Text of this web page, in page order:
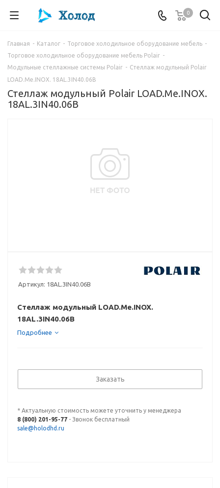
0
Главная - Каталог - Торговое холодильное оборудование мебель -
Торговое холодильное оборудование мебель Polair -
Модульные стеллажные системы Polair - Стеллаж модульный Polair
LOAD.Me.INOX. 18AL.3IN40.06B
Стеллаж модульный Polair LOAD.Me.INOX.
18AL.3IN40.06B
Артикул: 18AL.3IN40.06B
Стеллаж модульный LOAD.Me.INOX.
18AL.3IN40.06B
Подробнее
Заказать
* Актуальную стоимость можете уточнить у менеджера
8 (800) 201-95-77 - Звонок бесплатный
sale@holodhd.ru